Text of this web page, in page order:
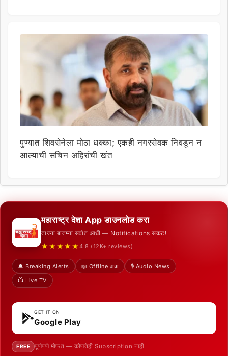
पुण्यात शिवसेनेला मोठा धक्का; एकही नगरसेवक निवडून न
आल्याची सचिन अहिरांची खंत
महाराष्ट्र देशा App डाउनलोड करा
ताज्या बातम्या सर्वात आधी — Notifications सकट!
★★★★★ 4.8 (12K+ reviews)
🔔 Breaking Alerts 📖 Offline वाचा
🎙️ Audio News
📺 Live TV
GET IT ON
Google Play
FREE पूर्णपणे मोफत — कोणतेही Subscription नाही